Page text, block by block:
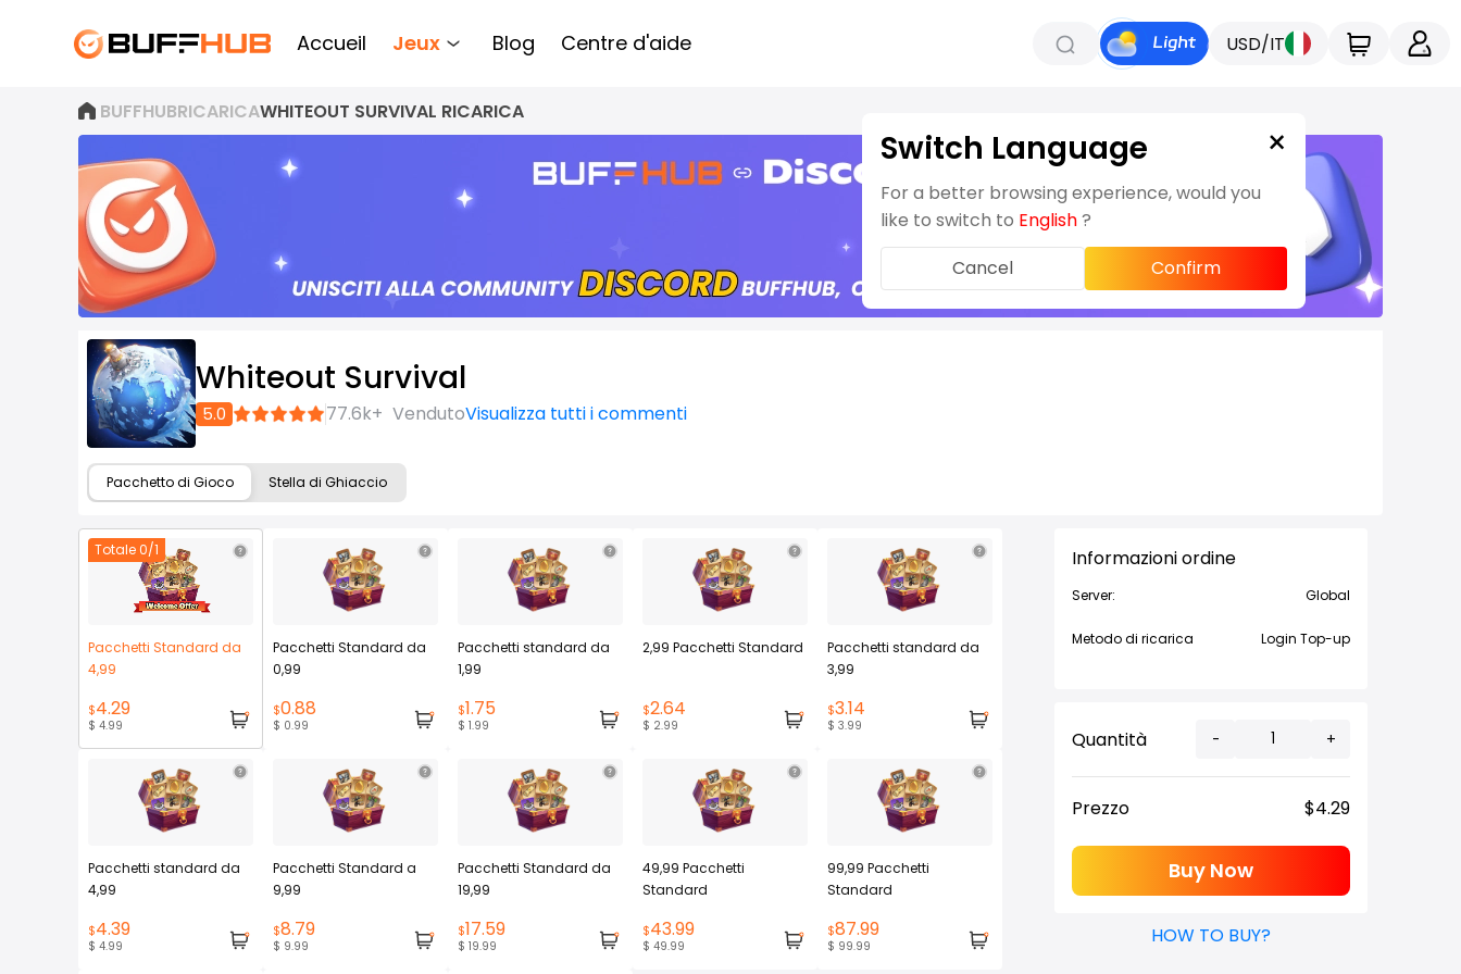
Accueil Jeux Blog Centre d'aide USD/IT
BUFFHUBRICARICAWHITEOUT SURVIVAL RICARICA
Iscriviti
ora
Whiteout Survival
5.0 77.6k+ VendutoVisualizza tutti i commenti
Pacchetto di Gioco Stella di Ghiaccio
Totale 0/1
Pacchetti Standard da
4,99
$4.29
$ 4.99
Pacchetti Standard da
0,99
$0.88
$ 0.99
Pacchetti standard da
1,99
$1.75
$ 1.99
2,99 Pacchetti Standard
$2.64
$ 2.99
Pacchetti standard da
3,99
$3.14
$ 3.99
Pacchetti standard da
4,99
$4.39
$ 4.99
Pacchetti Standard a
9,99
$8.79
$ 9.99
Pacchetti Standard da
19,99
$17.59
$ 19.99
49,99 Pacchetti
Standard
$43.99
$ 49.99
99,99 Pacchetti
Standard
$87.99
$ 99.99
Informazioni ordine
Server: Global
Metodo di ricarica Login Top-up
Quantità - +
Prezzo $4.29
Buy Now
HOW TO BUY?
Switch Language ×
For a better browsing experience, would you
like to switch to English?
Cancel
Confirm